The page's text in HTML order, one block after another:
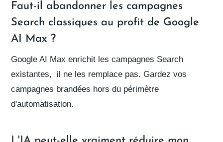
Faut-il abandonner les campagnes
Search classiques au profit de Google
AI Max ?
Google AI Max enrichit les campagnes Search
existantes, il ne les remplace pas. Gardez vos
campagnes brandées hors du périmètre
d'automatisation.